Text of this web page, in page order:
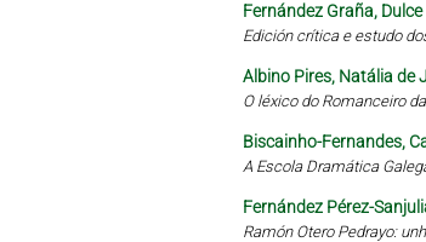
Fernández Graña,
Edición crítica e estudo
Albino Pires, Natália de
O léxico do Romanceiro
Biscainho-Fernandes,
A Escola Dramática
Fernández Pérez-
Ramón Otero Pedrayo: